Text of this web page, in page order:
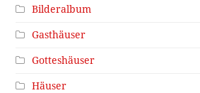
Bilderalbum
Gasthäuser
Gotteshäuser
Häuser